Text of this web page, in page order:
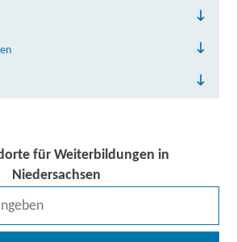
für Weiterbildungen in
Niedersachsen